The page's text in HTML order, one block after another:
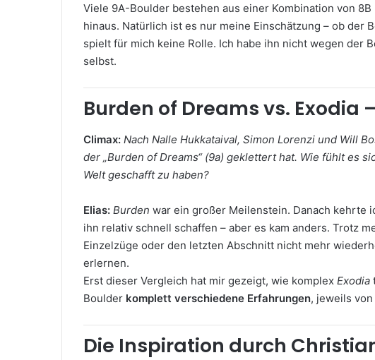
Viele 9A-Boulder bestehen aus einer Kombination von 8B
hinaus. Natürlich ist es nur meine Einschätzung – ob der
spielt für mich keine Rolle. Ich habe ihn nicht wegen der
selbst.
Burden of Dreams vs. Exodia
Climax: Nach Nalle Hukkataival, Simon Lorenzi und Will
der „Burden of Dreams“ (9a) geklettert hat. Wie fühlt es
Welt geschafft zu haben?
Elias: Burden war ein großer Meilenstein. Danach kehrte
ihn relativ schnell schaffen – aber es kam anders. Trotz
Einzelzüge oder den letzten Abschnitt nicht mehr
erlernen.
Erst dieser Vergleich hat mir gezeigt, wie komplex Exodia
Boulder komplett verschiedene Erfahrungen, jeweils
Die Inspiration durch